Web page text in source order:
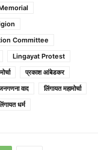
Committee
Lingayat Protest
प्रकाश आंबेडकर
वाद
लिंगायत महामोर्चा
धर्म